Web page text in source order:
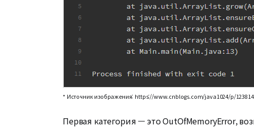
* Источник изображения: https://www.cnblogs.com/java1024/p/
Первая категория — это OutOfMemoryError,